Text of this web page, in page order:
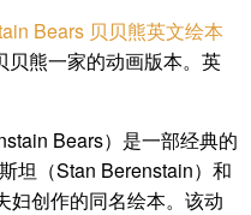
Bears 贝贝熊英文绘本
贝熊一家的动画版本。英
Bears）是一部经典的
坦（Stan Berenstain）和
妇创作的同名绘本。该动